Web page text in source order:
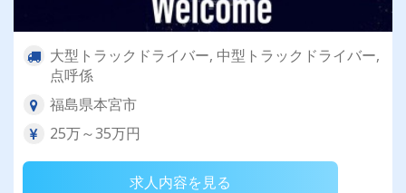
大型トラックドライバー, 中型トラックドライバー,
点呼係
福島県本宮市
25万～35万円
求人内容を見る